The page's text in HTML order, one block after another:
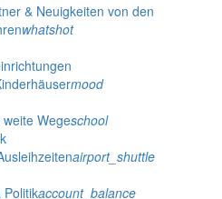
& Neuigkeiten von den
whatshot
mood
Wegeschool
airport_shuttle
Politikaccount_balance